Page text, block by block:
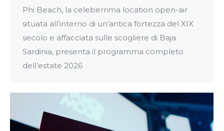
Phi Beach, la celeberrima location open-air
situata all’interno di un’antica fortezza del XIX
secolo e affacciata sulle scogliere di Baja
Sardinia, presenta il programma completo
dell’estate 2026